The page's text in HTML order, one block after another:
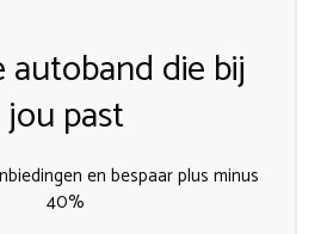
die bij
jou past
en bespaar plus minus
40%